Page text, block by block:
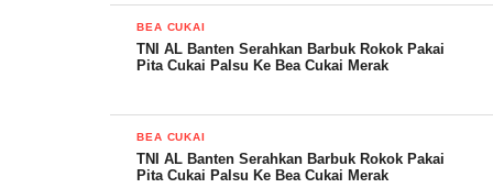
BEA CUKAI
TNI AL Banten Serahkan Barbuk Rokok Pakai
Pita Cukai Palsu Ke Bea Cukai Merak
BEA CUKAI
TNI AL Banten Serahkan Barbuk Rokok Pakai
Pita Cukai Palsu Ke Bea Cukai Merak